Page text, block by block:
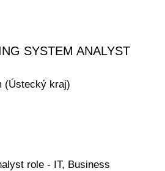
SYSTEM ANALYST
(Ústecký kraj)
role - IT, Business